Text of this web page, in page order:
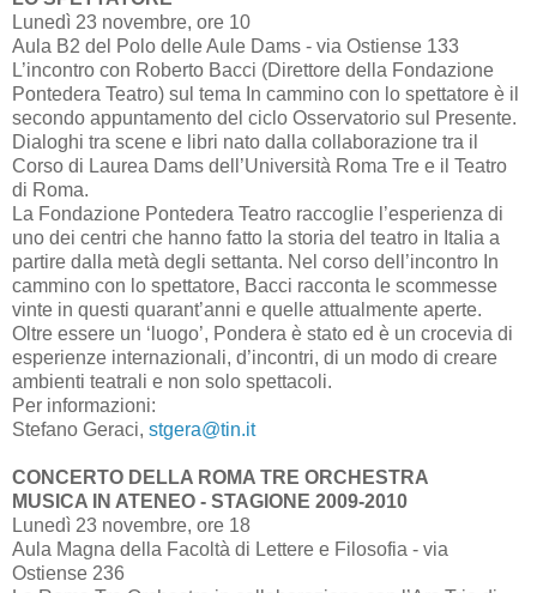
Lunedì 23 novembre, ore 10
Aula B2 del Polo delle Aule Dams - via Ostiense 133
L’incontro con Roberto Bacci (Direttore della Fondazione
Pontedera Teatro) sul tema In cammino con lo spettatore è il
secondo appuntamento del ciclo Osservatorio sul Presente.
Dialoghi tra scene e libri nato dalla collaborazione tra il
Corso di Laurea Dams dell’Università Roma Tre e il Teatro
di Roma.
La Fondazione Pontedera Teatro raccoglie l’esperienza di
uno dei centri che hanno fatto la storia del teatro in Italia a
partire dalla metà degli settanta. Nel corso dell’incontro In
cammino con lo spettatore, Bacci racconta le scommesse
vinte in questi quarant’anni e quelle attualmente aperte.
Oltre essere un ‘luogo’, Pondera è stato ed è un crocevia di
esperienze internazionali, d’incontri, di un modo di creare
ambienti teatrali e non solo spettacoli.
Per informazioni:
Stefano Geraci, stgera@tin.it
CONCERTO DELLA ROMA TRE ORCHESTRA
MUSICA IN ATENEO - STAGIONE 2009-2010
Lunedì 23 novembre, ore 18
Aula Magna della Facoltà di Lettere e Filosofia - via
Ostiense 236